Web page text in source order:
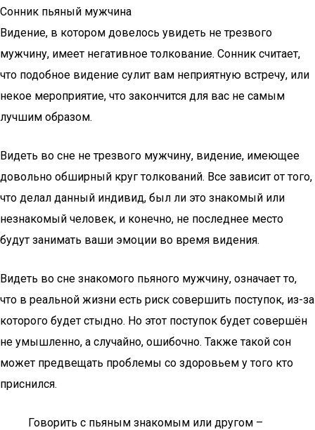
Сонник пьяный мужчина
Видение, в котором довелось увидеть не трезвого
мужчину, имеет негативное толкование. Сонник считает,
что подобное видение сулит вам неприятную встречу, или
некое мероприятие, что закончится для вас не самым
лучшим образом.
Видеть во сне не трезвого мужчину, видение, имеющее
довольно обширный круг толкований. Все зависит от того,
что делал данный индивид, был ли это знакомый или
незнакомый человек, и конечно, не последнее место
будут занимать ваши эмоции во время видения.
Видеть во сне знакомого пьяного мужчину, означает то,
что в реальной жизни есть риск совершить поступок, из-за
которого будет стыдно. Но этот поступок будет совершён
не умышленно, а случайно, ошибочно. Также такой сон
может предвещать проблемы со здоровьем у того кто
приснился.
Говорить с пьяным знакомым или другом –